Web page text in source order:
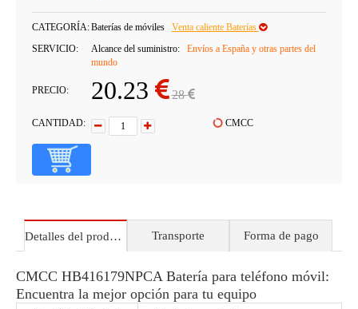
CATEGORÍA:Baterías de móviles
Venta caliente Baterías
SERVICIO:
Alcance del suministro:
Envíos a España y otras partes del
mundo
PRECIO: 20.23 28
CANTIDAD: CMCC
Detalles del producto Transporte Forma de pago
CMCC HB416179NPCA Batería para teléfono móvil:
Encuentra la mejor opción para tu equipo